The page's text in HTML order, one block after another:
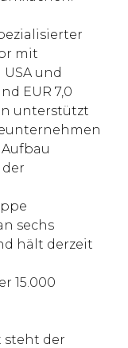
mit
und
EUR 7,0
unterstützt
sechs
hält derzeit
15.000
steht der